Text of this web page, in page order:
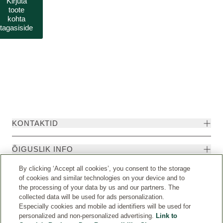
toote
kohta
tagasiside
KONTAKTID
ÕIGUSLIK INFO
By clicking ‘Accept all cookies’, you consent to the storage
of cookies and similar technologies on your device and to
the processing of your data by us and our partners. The
collected data will be used for ads personalization.
Especially cookies and mobile ad identifiers will be used for
personalized and non-personalized advertising. Link to